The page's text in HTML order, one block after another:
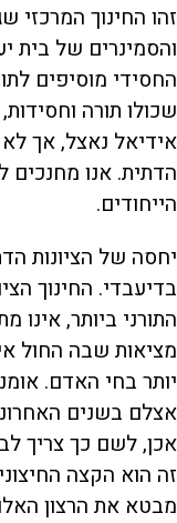
זהו החינוך
והסמינרים של בית
החסידי מוסיפים
שכולו תורה
אידיאל נאצל, אך לא
הדתית. אנו מחנכים
הייחודים.
יחסה של הציונות
בדיעבדי. החינוך
התורני ביותר, אינו
מציאות שבה החול
יותר בחי האדם.
אצלם בשנים
אכן, לשם כך צריך
זה הוא הקצה
מבטא את הרצון